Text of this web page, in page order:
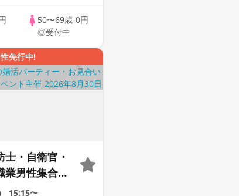
50〜69歳 0円
◎受付中
先行中!
士・自衛官・
業男性集合編
ー・街コン
15:15〜